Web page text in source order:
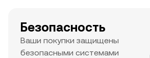
Безопасность
Ваши покупки защищены
безопасными системами